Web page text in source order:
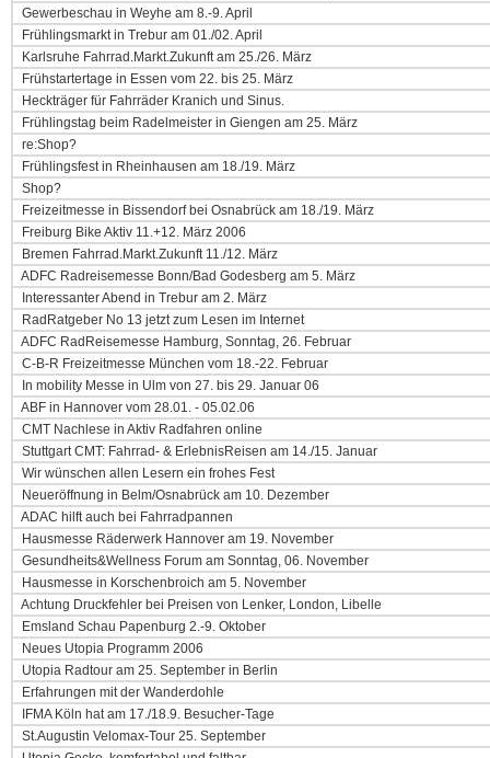
Gewerbeschau in Weyhe am 8.-9. April
Frühlingsmarkt in Trebur am 01./02. April
Karlsruhe Fahrrad.Markt.Zukunft am 25./26. März
Frühstartertage in Essen vom 22. bis 25. März
Heckträger für Fahrräder Kranich und Sinus.
Frühlingstag beim Radelmeister in Giengen am 25. März
re:Shop?
Frühlingsfest in Rheinhausen am 18./19. März
Shop?
Freizeitmesse in Bissendorf bei Osnabrück am 18./19. März
Freiburg Bike Aktiv 11.+12. März 2006
Bremen Fahrrad.Markt.Zukunft 11./12. März
ADFC Radreisemesse Bonn/Bad Godesberg am 5. März
Interessanter Abend in Trebur am 2. März
RadRatgeber No 13 jetzt zum Lesen im Internet
ADFC RadReisemesse Hamburg, Sonntag, 26. Februar
C-B-R Freizeitmesse München vom 18.-22. Februar
In mobility Messe in Ulm von 27. bis 29. Januar 06
ABF in Hannover vom 28.01. - 05.02.06
CMT Nachlese in Aktiv Radfahren online
Stuttgart CMT: Fahrrad- & ErlebnisReisen am 14./15. Januar
Wir wünschen allen Lesern ein frohes Fest
Neueröffnung in Belm/Osnabrück am 10. Dezember
ADAC hilft auch bei Fahrradpannen
Hausmesse Räderwerk Hannover am 19. November
Gesundheits&Wellness Forum am Sonntag, 06. November
Hausmesse in Korschenbroich am 5. November
Achtung Druckfehler bei Preisen von Lenker, London, Libelle
Emsland Schau Papenburg 2.-9. Oktober
Neues Utopia Programm 2006
Utopia Radtour am 25. September in Berlin
Erfahrungen mit der Wanderdohle
IFMA Köln hat am 17./18.9. Besucher-Tage
St.Augustin Velomax-Tour 25. September